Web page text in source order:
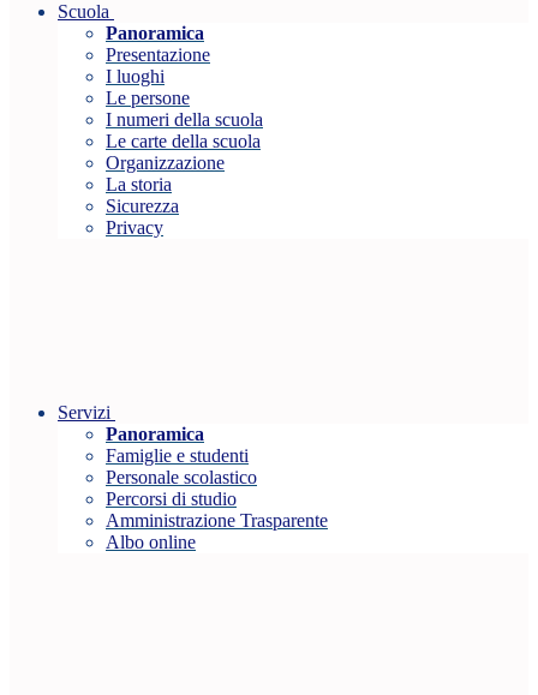
Scuola
Panoramica
Presentazione
I luoghi
Le persone
I numeri della scuola
Le carte della scuola
Organizzazione
La storia
Sicurezza
Privacy
Servizi
Panoramica
Famiglie e studenti
Personale scolastico
Percorsi di studio
Amministrazione Trasparente
Albo online